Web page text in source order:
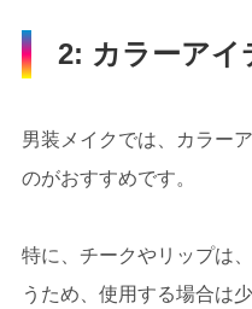
2: カラーアイ
男装メイクでは、カラー
のがおすすめです。
特に、チークやリップは
うため、使用する場合は